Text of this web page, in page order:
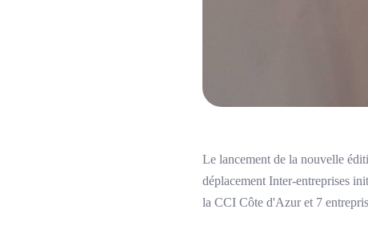
Le lancement de la nouvelle
déplacement Inter-entreprises
la CCI Côte d'Azur et 7